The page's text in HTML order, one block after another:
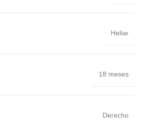
Heliar
18 meses
Derecho